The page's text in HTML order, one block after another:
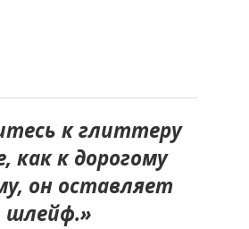
к глиттеру
как к дорогому
он оставляет
шлейф.»